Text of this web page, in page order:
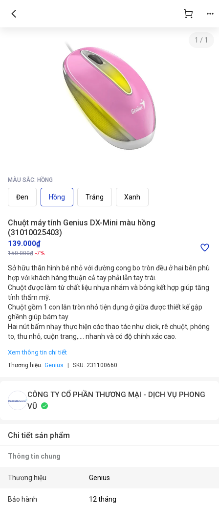
1 / 1
MÀU SẮC: HỒNG
Đen Hồng Trắng Xanh
Chuột máy tính Genius DX-Mini màu hồng
(31010025403)
139.000₫
150.000₫ -7%
Sở hữu thân hình bé nhỏ với đường cong bo tròn đều ở hai bên phù
hợp với khách hàng thuận cả tay phải lẫn tay trái.
Chuột được làm từ chất liệu nhựa nhám và bóng kết hợp giúp tăng
tính thẩm mỹ.
Chuột gồm 1 con lăn tròn nhỏ tiện dụng ở giữa được thiết kế gập
ghềnh giúp bám tay.
Hai nút bấm nhạy thực hiện các thao tác như click, rê chuột, phóng
to, thu nhỏ, cuộn trang,…. nhanh và có độ chính xác cao.
Xem thông tin chi tiết
Thương hiệu: Genius SKU: 231100660
CÔNG TY CỔ PHẦN THƯƠNG MẠI - DỊCH VỤ PHONG
VŨ
Chi tiết sản phẩm
Thông tin chung
Thương hiệu Genius
Bảo hành 12 tháng